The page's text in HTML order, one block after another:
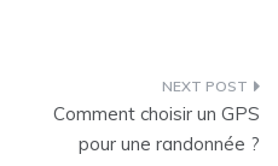
Comment choisir un GPS
pour une randonnée ?